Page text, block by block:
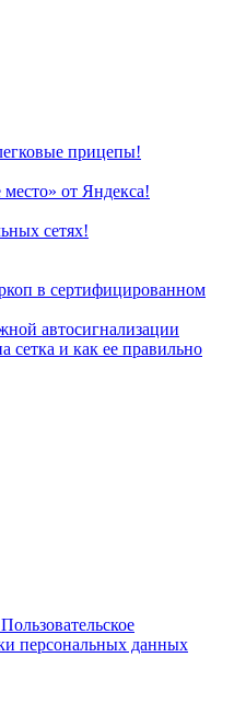
прицепы!
от Яндекса!
сетях!
в сертифицированном
автосигнализации
сетка и как ее правильно
персональных данных